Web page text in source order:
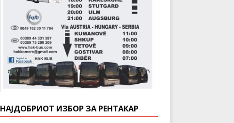
НАЈДОБРИОТ ИЗБОР ЗА РЕНТАКАР